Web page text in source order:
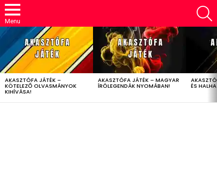
Menu
LATEST
STORIES
AKASZTÓFA JÁTÉK –
KÖTELEZŐ OLVASMÁNYOK
KIHÍVÁSA!
AKASZTÓFA JÁTÉK – MAGYAR
ÍRÓLEGENDÁK NYOMÁBAN! ÉS